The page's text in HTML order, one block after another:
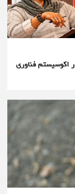
اکوسیستم فناوری